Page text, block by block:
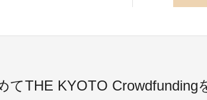
てTHE KYOTO Crowdfunding